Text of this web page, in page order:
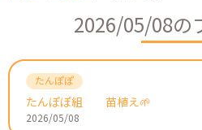
2026/05/08の
たんぽぽ組 苗植え🌱
2026/05/08